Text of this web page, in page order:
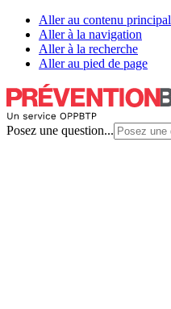
Aller au contenu principal
Aller à la navigation
Aller à la recherche
Aller au pied de page
Posez une question...